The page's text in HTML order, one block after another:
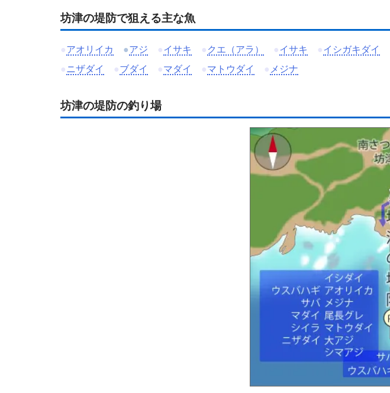
坊津の堤防で狙える主な魚
●アオリイカ ●アジ ●イサキ ● クエ（アラ） ●イサキ ●イシガキダイ
●ニザダイ ●ブダイ ●マダイ ●マトウダイ ● メジナ
坊津の堤防の釣り場